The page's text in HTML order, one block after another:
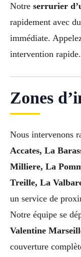
Notre serrurier
rapidement avec
immédiate.
intervention rapide.
Zones
Nous intervenons
Accates, La
Milliere, La
Treille, La
un service de
Notre équipe se
Valentine
couverture